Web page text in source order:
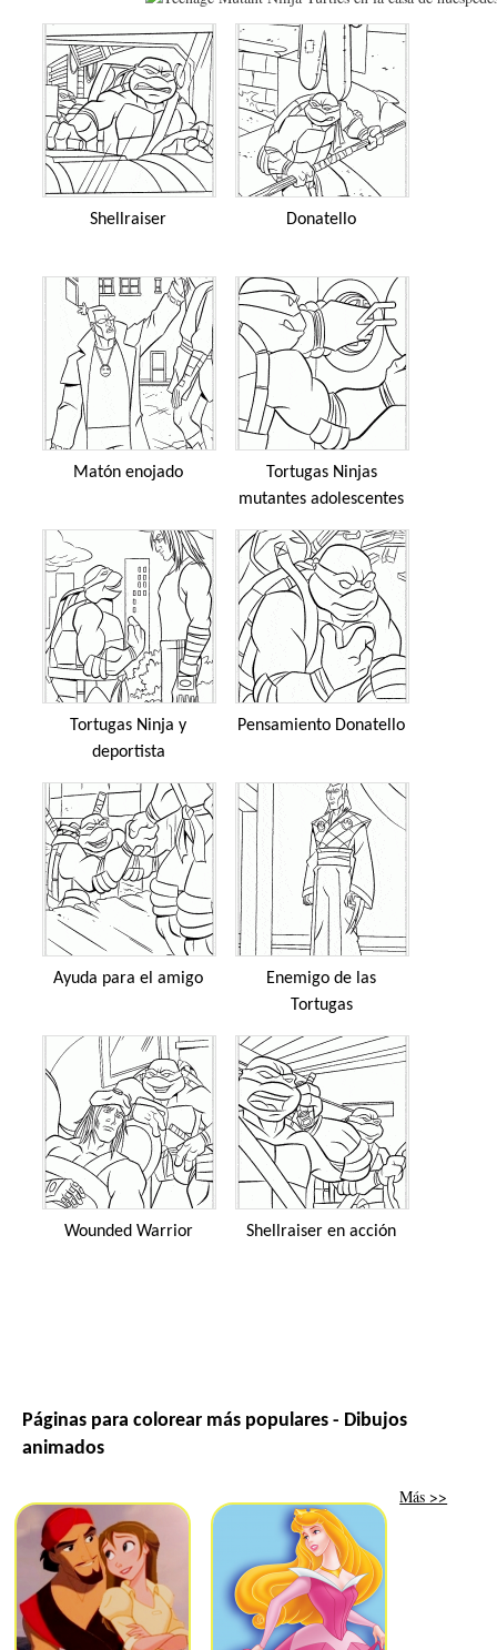
Shellraiser Donatello
Matón enojado
Tortugas Ninjas
mutantes adolescentes
Tortugas Ninja y
deportista
Pensamiento Donatello
Ayuda para el amigo
Enemigo de las
Tortugas
Wounded Warrior Shellraiser en acción
Páginas para colorear más populares - Dibujos
animados
Más >>